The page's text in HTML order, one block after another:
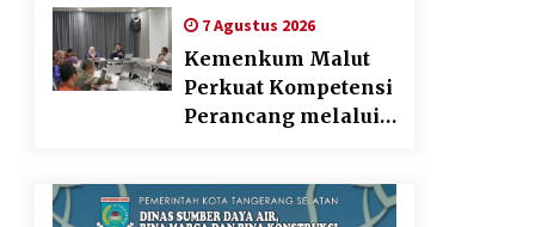
Sehat, Aktif, dan
Bahagia
7 Agustus 2026
Kemenkum Malut
Perkuat Kompetensi
Perancang melalui
Hukum Daerah